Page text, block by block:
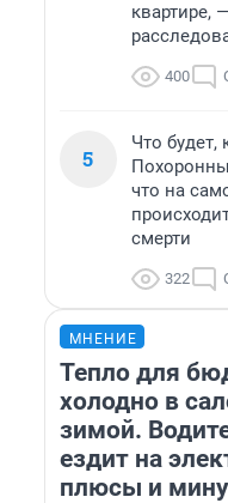
квартире,
400
5
Что будет,
что на
смерти
322
МНЕНИЕ
Тепло для
холодно в
зимой.
ездит на
плюсы и